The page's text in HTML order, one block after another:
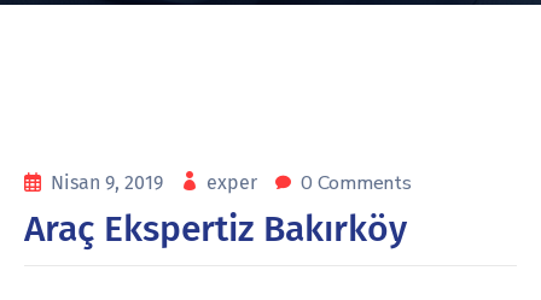
Nisan 9, 2019 exper 0 Comments
Araç Ekspertiz Bakırköy